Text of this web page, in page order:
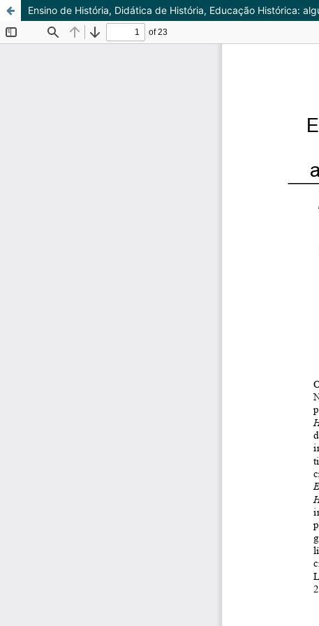
Ensino de História, Didática de História, Educação Histórica: